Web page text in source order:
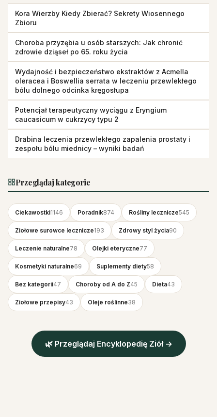
Kora Wierzby Kiedy Zbierać? Sekrety Wiosennego
Zbioru
Choroba przyzębia u osób starszych: Jak chronić
zdrowie dziąseł po 65. roku życia
Wydajność i bezpieczeństwo ekstraktów z Acmella
oleracea i Boswellia serrata w leczeniu przewlekłego
bólu dolnego odcinka kręgosłupa
Potencjał terapeutyczny wyciągu z Eryngium
caucasicum w cukrzycy typu 2
Drabina leczenia przewlekłego zapalenia prostaty i
zespołu bólu miednicy – wyniki badań
Przeglądaj kategorie
Ciekawostki1146 Poradnik874 Rośliny lecznicze545
Ziołowe surowce lecznicze193 Zdrowy styl życia90
Leczenie naturalne78 Olejki eteryczne77
Kosmetyki naturalne69 Suplementy diety58
Bez kategorii47 Choroby od A do Z45 Dieta43
Ziołowe przepisy43 Oleje roślinne38
🌿 Przeglądaj Encyklopedię Ziół →